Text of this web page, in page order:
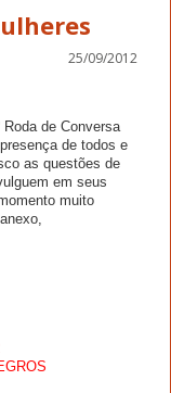
25/09/2012
de Conversa
de todos e
as questões de
em seus
muito